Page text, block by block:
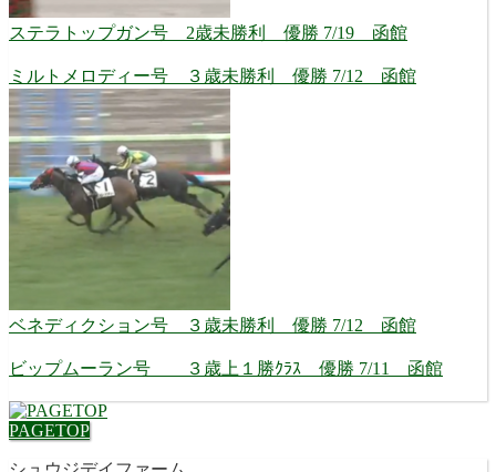
ステラトップガン号 2歳未勝利 優勝 7/19 函館
ミルトメロディー号 ３歳未勝利 優勝 7/12 函館
ベネディクション号 ３歳未勝利 優勝 7/12 函館
ビップムーラン号 ３歳上１勝ｸﾗｽ 優勝 7/11 函館
PAGETOP